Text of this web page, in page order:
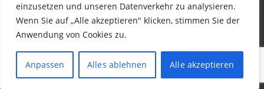
einzusetzen und unseren Datenverkehr zu analysieren.
Wenn Sie auf „Alle akzeptieren" klicken, stimmen Sie der
Anwendung von Cookies zu.
Anpassen Alles ablehnen Alle akzeptieren
© 2016-2023 Egora Wohnen AG in Schweiz - Parkett Reparatur (schleifen, ölen
& verlegen)
Bewertungen
Kundenbewertungen
Authentizität
MANGELHAFT
Erfahren Sie mehr über dieses Bewertungssiegel
1.1.1970
Profil ansehen